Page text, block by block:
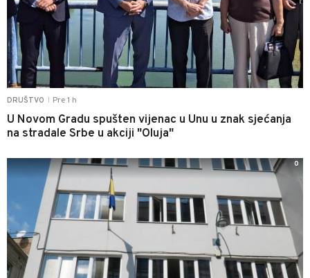
DRUŠTVO Pre 1 h
U Novom Gradu spušten vijenac u Unu u znak sjećanja
na stradale Srbe u akciji "Oluja"
0